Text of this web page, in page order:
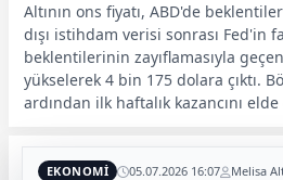
Altının ons fiyatı, ABD'de
dışı istihdam verisi sonrası Fed'in
beklentilerinin zayıflamasıyla
yükselerek 4 bin 175 dolara çıktı.
ardından ilk haftalık kazancını
EKONOMİ 05.07.2026 16:07 Melisa